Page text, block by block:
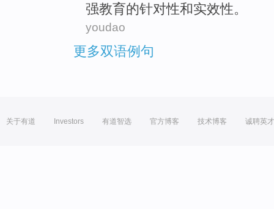
强教育的针对性和实效性。
youdao
更多双语例句
关于有道 Investors 有道智选 官方博客 技术博客 诚聘英才